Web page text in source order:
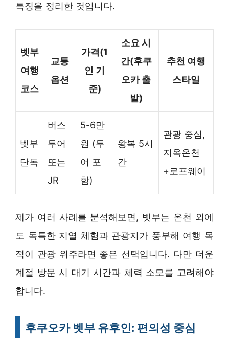
특징을 정리한 것입니다.
벳부
여행
코스
교통
옵션
가격(1
인 기
준)
소요 시
간(후쿠
오카 출
발)
추천 여행
스타일
벳부
단독
버스
투어
또는
JR
5-6만
원 (투
어 포
함)
왕복 5시
간
관광 중심,
지옥온천
+로프웨이
제가 여러 사례를 분석해보면, 벳부는 온천 외에
도 독특한 지열 체험과 관광지가 풍부해 여행 목
적이 관광 위주라면 좋은 선택입니다. 다만 더운
계절 방문 시 대기 시간과 체력 소모를 고려해야
합니다.
후쿠오카 벳부 유후인: 편의성 중심